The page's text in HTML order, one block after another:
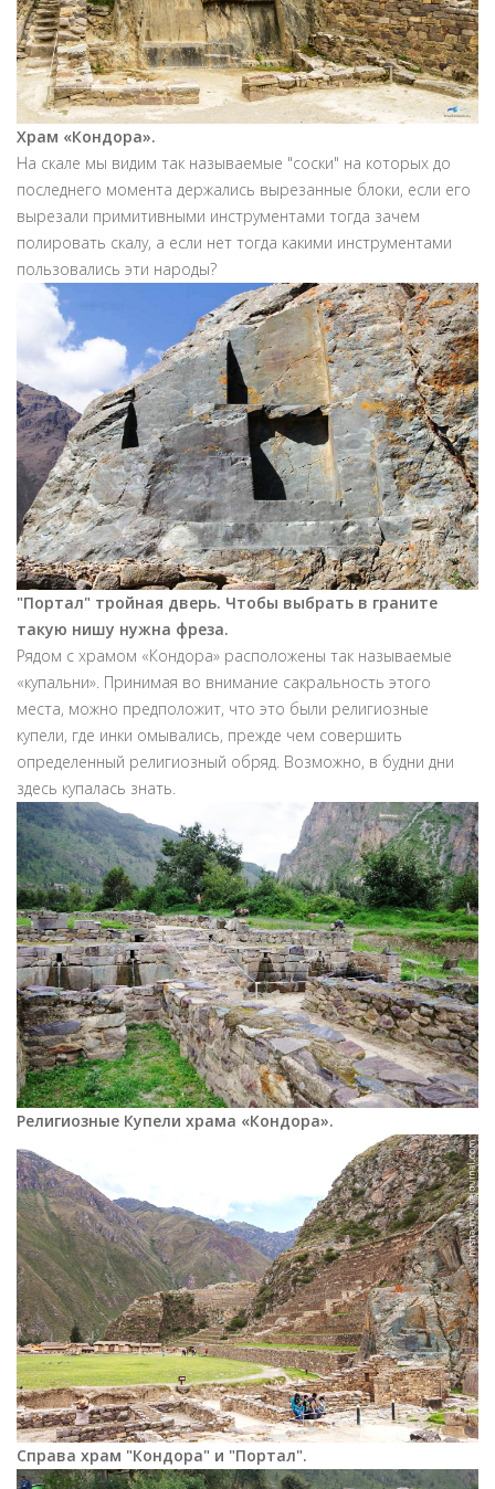
Храм «Кондора».
На скале мы видим так называемые "соски" на которых до
последнего момента держались вырезанные блоки, если его
вырезали примитивными инструментами тогда зачем
полировать скалу, а если нет тогда какими инструментами
пользовались эти народы?
"Портал" тройная дверь. Чтобы выбрать в граните
такую нишу нужна фреза.
Рядом с храмом «Кондора» расположены так называемые
«купальни». Принимая во внимание сакральность этого
места, можно предположит, что это были религиозные
купели, где инки омывались, прежде чем совершить
определенный религиозный обряд. Возможно, в будни дни
здесь купалась знать.
Религиозные Купели храма «Кондора».
Справа храм "Кондора" и "Портал".